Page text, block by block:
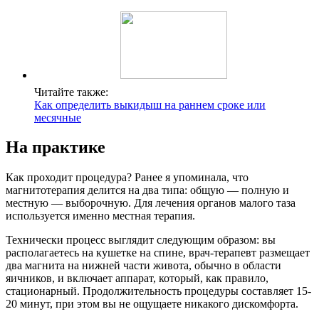
Читайте также:
Как определить выкидыш на раннем сроке или
месячные
На практике
Как проходит процедура? Ранее я упоминала, что
магнитотерапия делится на два типа: общую — полную и
местную — выборочную. Для лечения органов малого таза
используется именно местная терапия.
Технически процесс выглядит следующим образом: вы
располагаетесь на кушетке на спине, врач-терапевт размещает
два магнита на нижней части живота, обычно в области
яичников, и включает аппарат, который, как правило,
стационарный. Продолжительность процедуры составляет 15-
20 минут, при этом вы не ощущаете никакого дискомфорта.